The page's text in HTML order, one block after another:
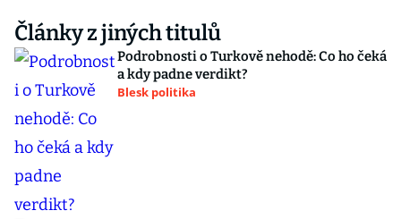
Články z jiných titulů
Podrobnosti o Turkově nehodě: Co ho čeká
a kdy padne verdikt?
Blesk politika